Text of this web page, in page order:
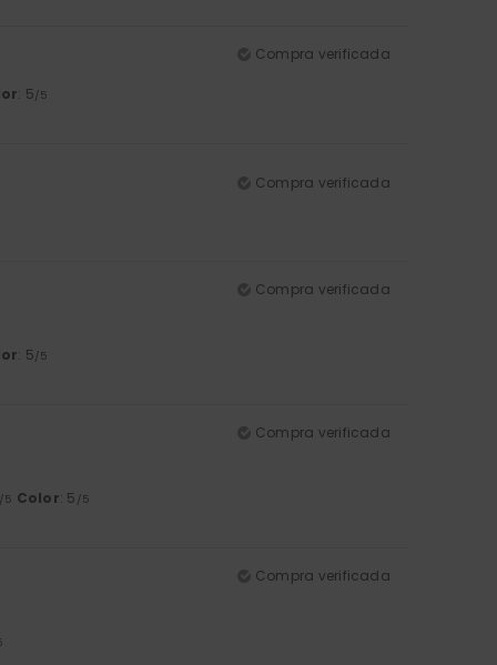
Compra verificada
: 5/5
Compra verificada
Compra verificada
: 5/5
Compra verificada
/5 Color: 5 /5
Compra verificada